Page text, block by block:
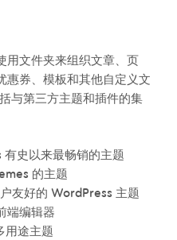
用文件夹来组织文章、页
券、模板和其他自定义文
与第三方主题和插件的集
有史以来最畅销的主题
的主题
友好的 WordPress 主题
端编辑器
用途主题